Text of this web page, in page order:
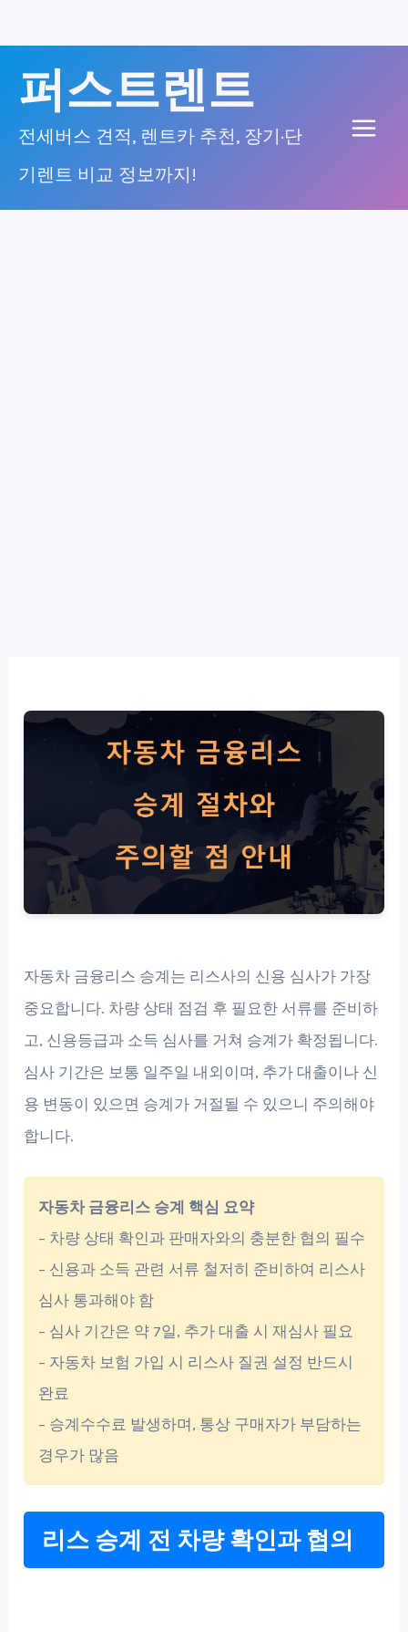
너
퍼스트렌트
전세버스 견적, 렌트카 추천, 장기·단
기렌트 비교 정보까지!
자동차 금융리스 승계는 리스사의 신용 심사가 가장
중요합니다. 차량 상태 점검 후 필요한 서류를 준비하
고, 신용등급과 소득 심사를 거쳐 승계가 확정됩니다.
심사 기간은 보통 일주일 내외이며, 추가 대출이나 신
용 변동이 있으면 승계가 거절될 수 있으니 주의해야
합니다.
자동차 금융리스 승계 핵심 요약
– 차량 상태 확인과 판매자와의 충분한 협의 필수
– 신용과 소득 관련 서류 철저히 준비하여 리스사
심사 통과해야 함
– 심사 기간은 약 7일, 추가 대출 시 재심사 필요
– 자동차 보험 가입 시 리스사 질권 설정 반드시
완료
– 승계수수료 발생하며, 통상 구매자가 부담하는
경우가 많음
리스 승계 전 차량 확인과 협의